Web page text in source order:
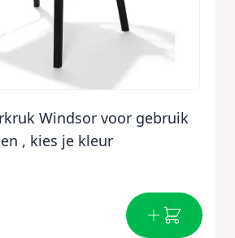
Windsor voor gebruik
, kies je kleur